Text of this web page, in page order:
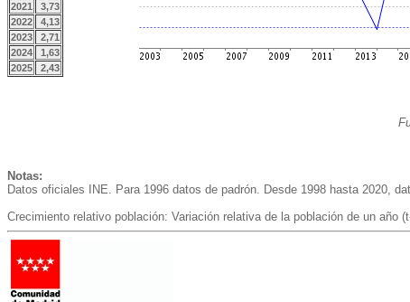
2021
3,73
2022
4,13
2023
2,71
2024
1,63
2025
2,43
Notas:
Datos oficiales INE. Para 1996 datos de padrón. Desde 1998 hasta 2020,
Crecimiento relativo población: Variación relativa de la población de un año